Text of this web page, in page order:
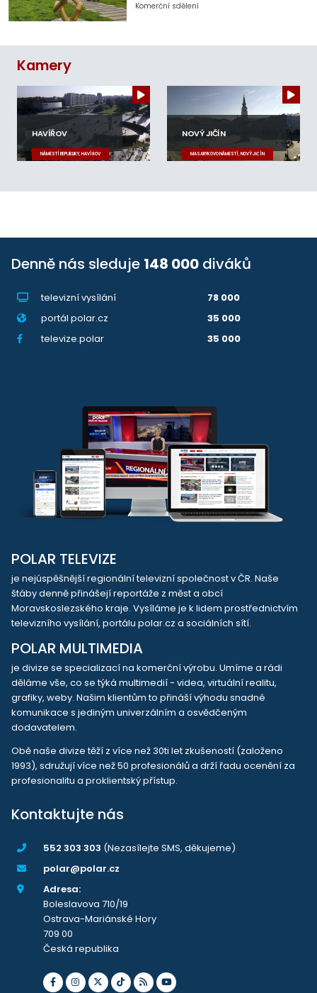
Komerční sdělení
Kamery
HAVÍŘOV
NÁMĚSTÍ REPUBLIKY, HAVÍŘOV
NOVÝ JIČÍN
MASARYKOVO NÁMĚSTÍ, NOVÝ JIČÍN
Denně nás sleduje 148 000 diváků
televizní vysílání
78 000
portál polar.cz
35 000
televize.polar
35 000
POLAR TELEVIZE
je nejúspěšnější regionální televizní společnost v ČR. Naše
štáby denně přinášejí reportáže z měst a obcí
Moravskoslezského kraje. Vysíláme je k lidem prostřednictvím
televizního vysílání, portálu polar.cz a sociálních sítí.
POLAR MULTIMEDIA
je divize se specializací na komerční výrobu. Umíme a rádi
děláme vše, co se týká multimedií - videa, virtuální realitu,
grafiky, weby. Našim klientům to přináší výhodu snadné
komunikace s jediným univerzálním a osvědčeným
dodavatelem.
Obě naše divize těží z více než 30ti let zkušeností (založeno
1993), sdružují více než 50 profesionálů a drží řadu ocenění za
profesionalitu a proklientský přístup.
Kontaktujte nás
552 303 303 (Nezasílejte SMS, děkujeme)
polar@polar.cz
Adresa:
Boleslavova 710/19
Ostrava-Mariánské Hory
709 00
Česká republika